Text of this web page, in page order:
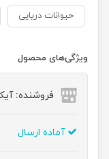
حیوانات دریایی
ویژگی‌های محصول
فروشنده:
آماده ارسال